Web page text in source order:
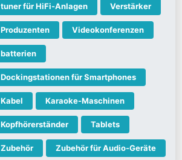
tuner für HiFi-Anlagen Verstärker
Produzenten Videokonferenzen
batterien
Dockingstationen für Smartphones
Kabel Karaoke-Maschinen
Kopfhörerständer Tablets
Zubehör Zubehör für Audio-Geräte